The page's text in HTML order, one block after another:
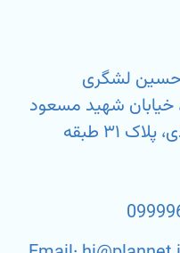
حسین لشگری
شهید مسعود
آزمون نیا، کارخانه نوآوری آزادی، پلاک ۳۱ طبقه